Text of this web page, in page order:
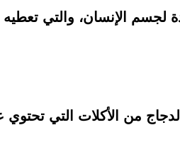
لجسم الإنسان، والتي تعطيه
من الأكلات التي